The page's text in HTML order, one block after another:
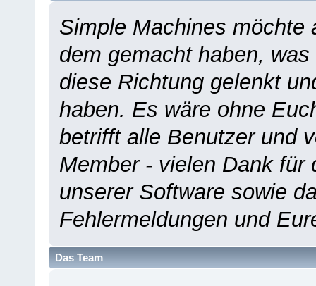
Simple Machines möchte
dem gemacht haben,
diese Richtung gelenkt
haben. Es wäre ohne
betrifft alle Benutzer und
Member - vielen Dank für
unserer Software sowie
Fehlermeldungen und
Das Team